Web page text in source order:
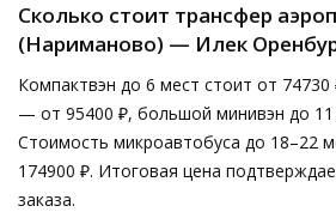
Сколько стоит трансфер
(Нариманово) — Илек
Компактвэн до 6 мест стоит от
— от 95400 ₽, большой минивэн до
Стоимость микроавтобуса до 18–22
174900 ₽. Итоговая цена
заказа.